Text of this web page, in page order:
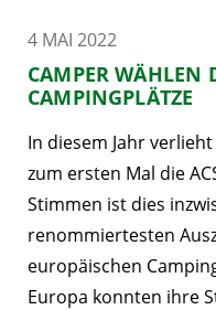
4 MAI 2022
CAMPER WÄHLEN
CAMPINGPLÄTZE
In diesem Jahr
zum ersten Mal die
Stimmen ist dies
renommiertesten
europäischen
Europa konnten ihre